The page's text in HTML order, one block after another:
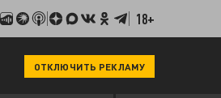
18+
ОТКЛЮЧИТЬ РЕКЛАМУ